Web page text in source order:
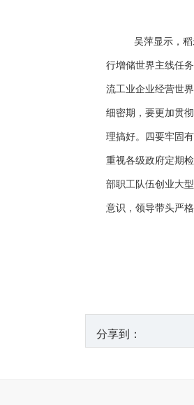
吴萍显示，
行增储世界主线任
流工业企业经营世
细密期，要更加贯
理搞好。四要牢固
重视各级政府定期
部职工队伍创业大
意识，领导带头严
分享到：